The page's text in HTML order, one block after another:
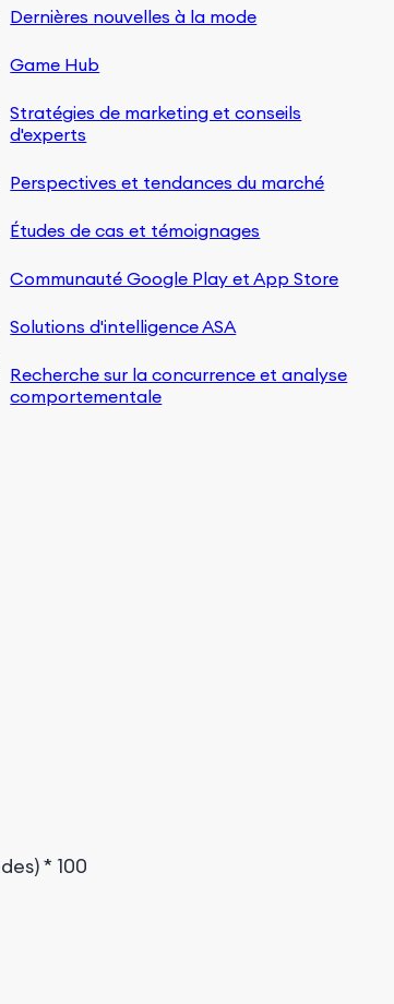
Dernières nouvelles à la mode
Game Hub
Stratégies de marketing et conseils
d'experts
Perspectives et tendances du marché
Études de cas et témoignages
Communauté Google Play et App Store
Solutions d'intelligence ASA
Recherche sur la concurrence et analyse
comportementale